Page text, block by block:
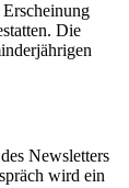
Die
Newsletters
wird ein